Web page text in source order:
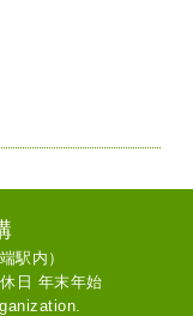
駅内）
日 年末年始